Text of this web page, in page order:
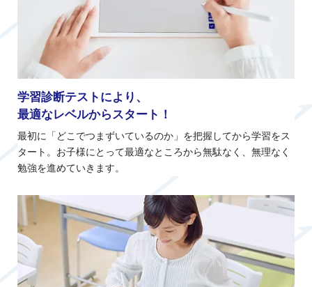
学習診断テストにより、
最適なレベルからスタート！
最初に「どこでつまずいているのか」を把握してから学習をス
タート。お子様にとって最適なところから無駄なく、無理なく
勉強を進めていきます。